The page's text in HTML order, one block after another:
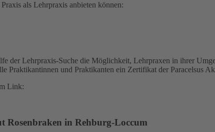
als Lehrpraxis anbieten können:
der Lehrpraxis-Suche die Möglichkeit, Lehrpraxen in ihrer
Praktikantinnen und Praktikanten ein Zertifikat der Paracelsus
Link:
in Rehburg-Loccum